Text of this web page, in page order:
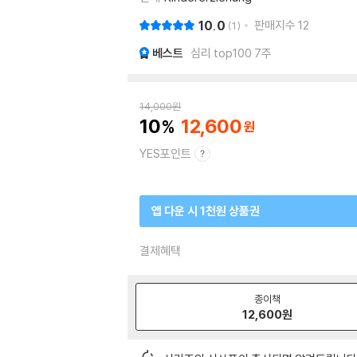
10.0 1 판매지수 12
베스트 심리 top100 7주
14,000원
10 12,600
YES포인트
앱 다운 시 1천원 상품권
결제혜택
종이책
12,600원